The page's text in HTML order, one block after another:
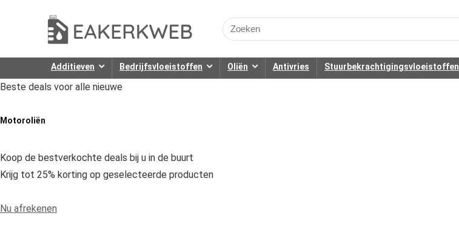
Search
for:
Additieven Bedrijfsvloeistoffen Oliën Antivries Stuurbekrachtigingsvloeistoffen
Beste deals voor alle nieuwe
Motoroliën
Koop de bestverkochte deals bij u in de buurt
Krijg tot 25% korting op geselecteerde producten
Nu afrekenen